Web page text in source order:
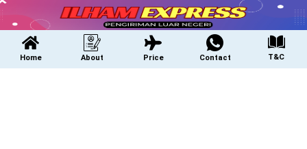
T&C
Contact
Price
About
Home